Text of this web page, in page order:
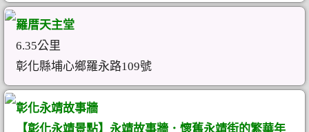
羅厝天主堂
6.35公里
彰化縣埔心鄉羅永路109號
彰化永靖故事牆
【彰化永靖景點】永靖故事牆．懷舊永靖街的繁華年